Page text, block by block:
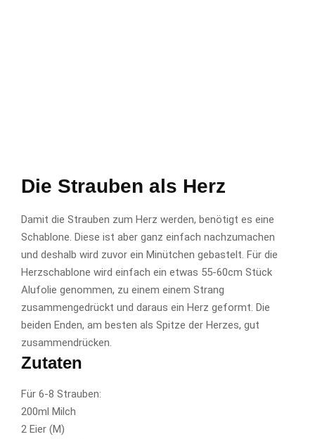
Die Strauben als Herz
Damit die Strauben zum Herz werden, benötigt es eine
Schablone. Diese ist aber ganz einfach nachzumachen
und deshalb wird zuvor ein Minütchen gebastelt. Für die
Herzschablone wird einfach ein etwas 55-60cm Stück
Alufolie genommen, zu einem einem Strang
zusammengedrückt und daraus ein Herz geformt. Die
beiden Enden, am besten als Spitze der Herzes, gut
zusammendrücken.
Zutaten
Für 6-8 Strauben:
200ml Milch
2 Eier (M)